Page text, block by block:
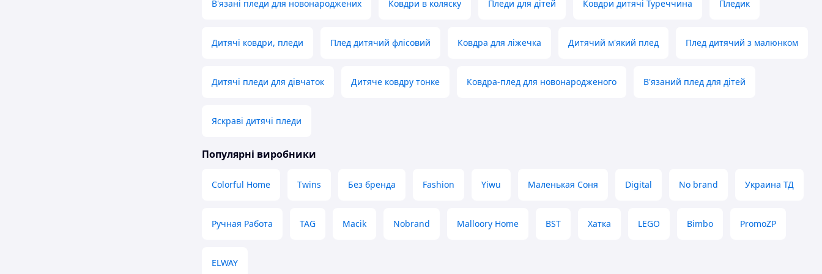
В'язані пледи для новонароджених Ковдри в коляску Пледи для дітей Ковдри дитячі Туреччина Пледик
Дитячі ковдри, пледи Плед дитячий флісовий Ковдра для ліжечка Дитячий м'який плед Плед дитячий з малюнком
Дитячі пледи для дівчаток Дитяче ковдру тонке Ковдра-плед для новонародженого В'язаний плед для дітей
Яскраві дитячі пледи
Популярні виробники
Colorful Home Twins Без бренда Fashion Yiwu Маленькая Соня Digital No brand Украина ТД
Ручная Работа TAG Macik Nobrand Malloory Home BST Хатка LEGO Bimbo PromoZP
ELWAY